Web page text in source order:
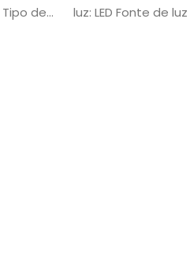
Tipo de
luz: LED Fonte de luz